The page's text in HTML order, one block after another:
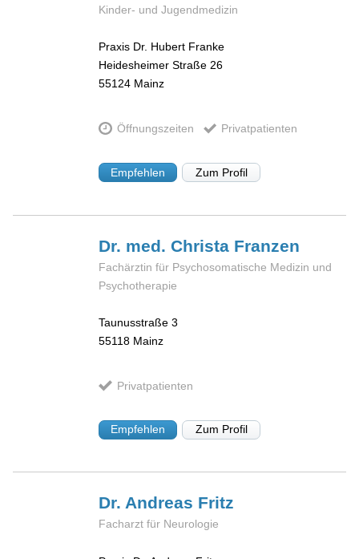
Kinder- und Jugendmedizin
Praxis Dr. Hubert Franke
Heidesheimer Straße 26
55124 Mainz
Öffnungszeiten Privatpatienten
Empfehlen Zum Profil
Dr. med. Christa Franzen
Fachärztin für Psychosomatische Medizin und
Psychotherapie
Taunusstraße 3
55118 Mainz
Privatpatienten
Empfehlen Zum Profil
Dr. Andreas Fritz
Facharzt für Neurologie